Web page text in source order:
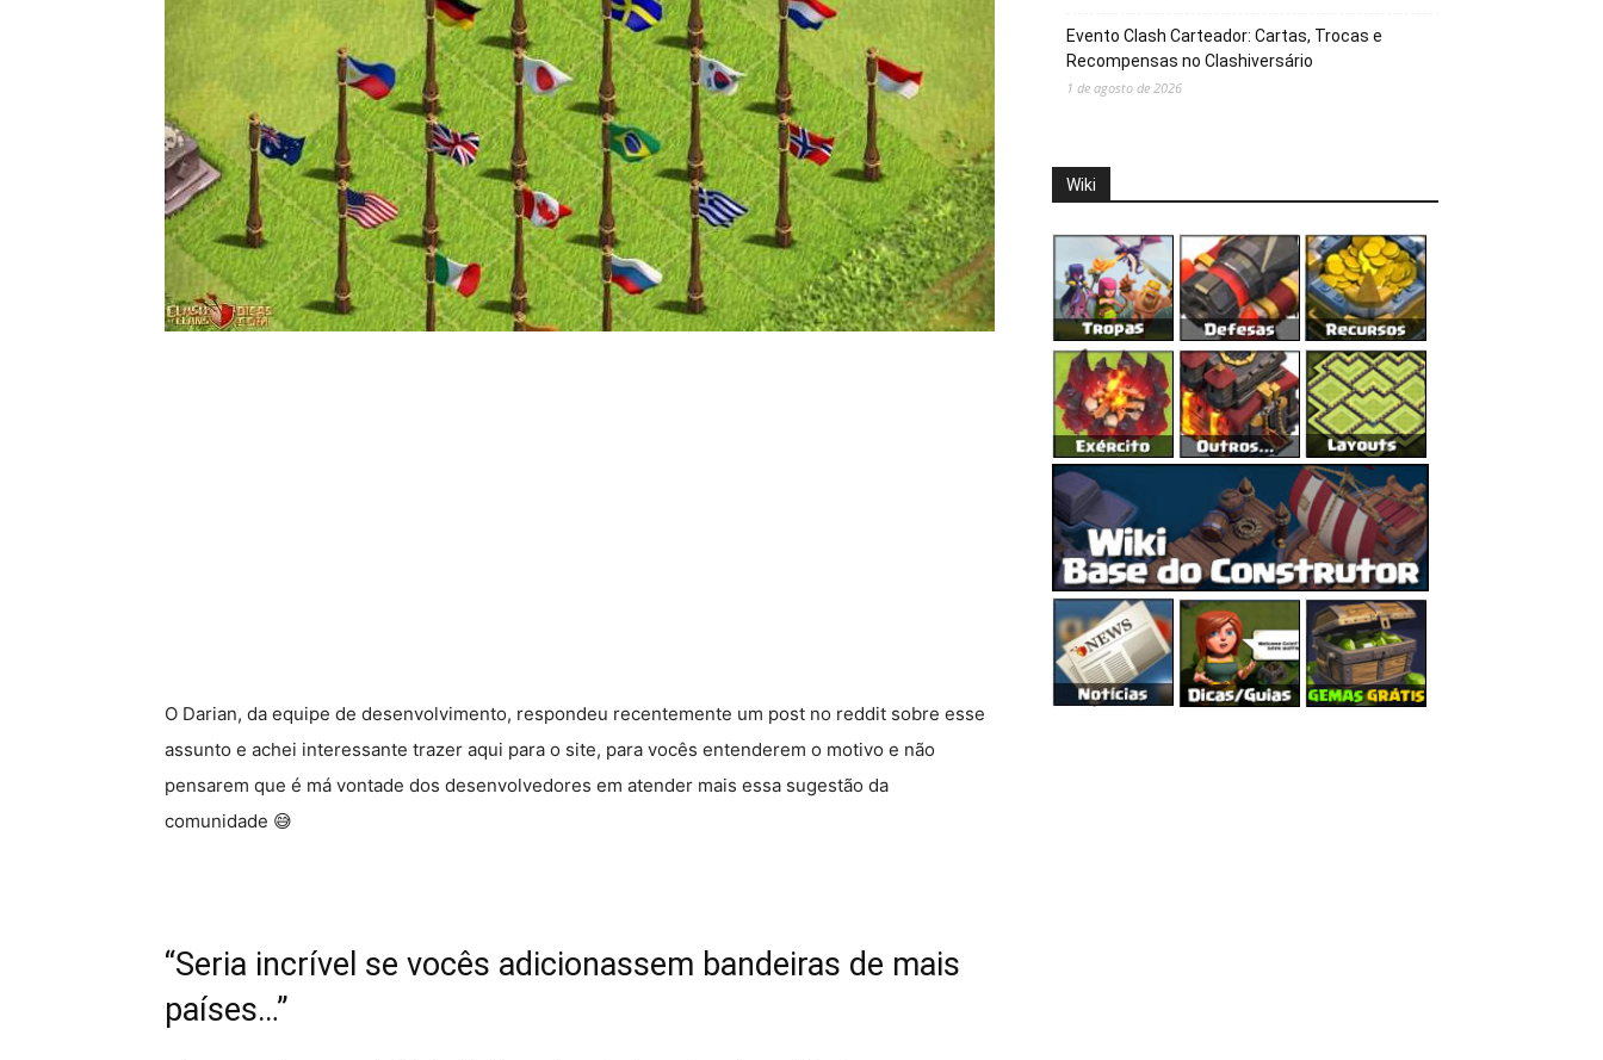
O Darian, da equipe de desenvolvimento, respondeu recentemente um post no reddit sobre esse
assunto e achei interessante trazer aqui para o site, para vocês entenderem o motivo e não
pensarem que é má vontade dos desenvolvedores em atender mais essa sugestão da
comunidade 😅
“Seria incrível se vocês adicionassem bandeiras de mais
países…”
Evento Clash Carteador: Cartas, Trocas e
Recompensas no Clashiversário
1 de agosto de 2026
Wiki